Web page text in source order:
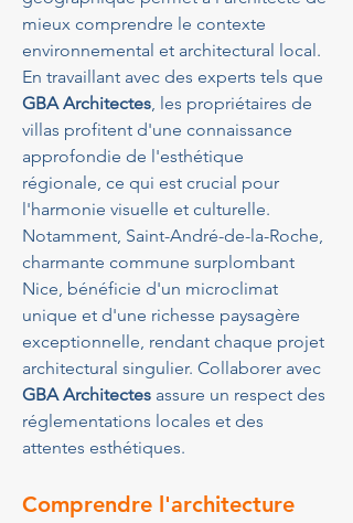
mieux comprendre le contexte
environnemental et architectural local.
En travaillant avec des experts tels que
GBA Architectes, les propriétaires de
villas profitent d'une connaissance
approfondie de l'esthétique
régionale, ce qui est crucial pour
l'harmonie visuelle et culturelle.
Notamment, Saint-André-de-la-Roche,
charmante commune surplombant
Nice, bénéficie d'un microclimat
unique et d'une richesse paysagère
exceptionnelle, rendant chaque projet
architectural singulier. Collaborer avec
GBA Architectes assure un respect des
réglementations locales et des
attentes esthétiques.
Comprendre l'architecture